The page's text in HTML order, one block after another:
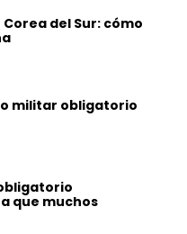
del Sur: cómo
militar obligatorio
que muchos